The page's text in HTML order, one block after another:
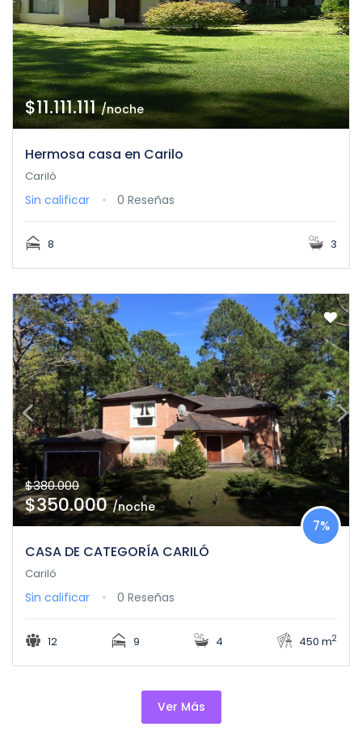
$11.111.111/noche
Hermosa casa en Carilo
Cariló
Sin calificar 0 Reseñas
8 3
$380.000
$350.000/noche
CASA DE CATEGORÍA CARILÓ
7%
Cariló
Sin calificar 0 Reseñas
12 9 4 450 m2
Ver Más